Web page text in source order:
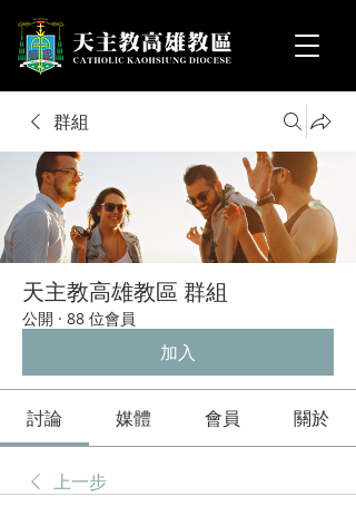
群組
天主教高雄教區 群組
公開 · 88 位會員
加入
討論 媒體 會員 關於
上一步